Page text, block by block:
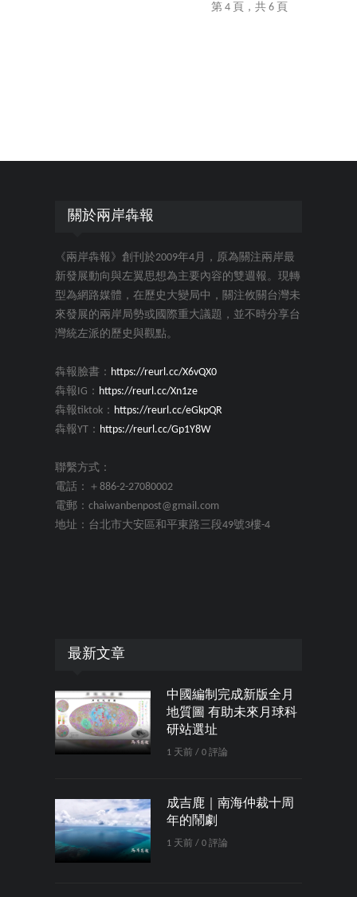
第 4 頁，共 6 頁
關於兩岸犇報
《兩岸犇報》創刊於2009年4月，原為關注兩岸最
新發展動向與左翼思想為主要內容的雙週報。現轉
型為網路媒體，在歷史大變局中，關注攸關台灣未
來發展的兩岸局勢或國際重大議題，並不時分享台
灣統左派的歷史與觀點。
犇報臉書： https://reurl.cc/X6vQX0
犇報IG： https://reurl.cc/Xn1ze
犇報tiktok： https://reurl.cc/eGkpQR
犇報YT： https://reurl.cc/Gp1Y8W
聯繫方式：
電話：＋886-2-27080002
電郵：chaiwanbenpost@gmail.com
地址：台北市大安區和平東路三段49號3樓-4
最新文章
中國編制完成新版全月
地質圖 有助未來月球科
研站選址
1 天前 / 0 評論
成吉鹿｜南海仲裁十周
年的鬧劇
1 天前 / 0 評論